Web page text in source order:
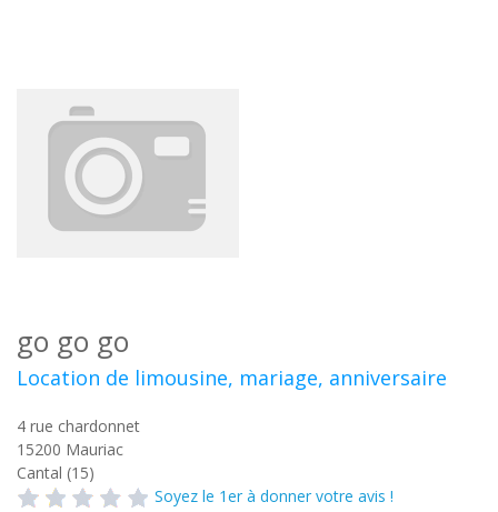
go go go
Location de limousine, mariage, anniversaire
4 rue chardonnet
15200 Mauriac
Cantal (15)
Soyez le 1er à donner votre avis !